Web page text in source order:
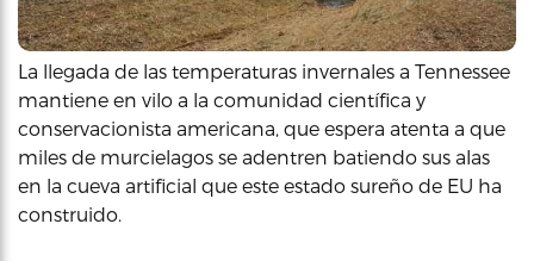
La llegada de las temperaturas invernales a Tennessee
mantiene en vilo a la comunidad científica y
conservacionista americana, que espera atenta a que
miles de murcielagos se adentren batiendo sus alas
en la cueva artificial que este estado sureño de EU ha
construido.